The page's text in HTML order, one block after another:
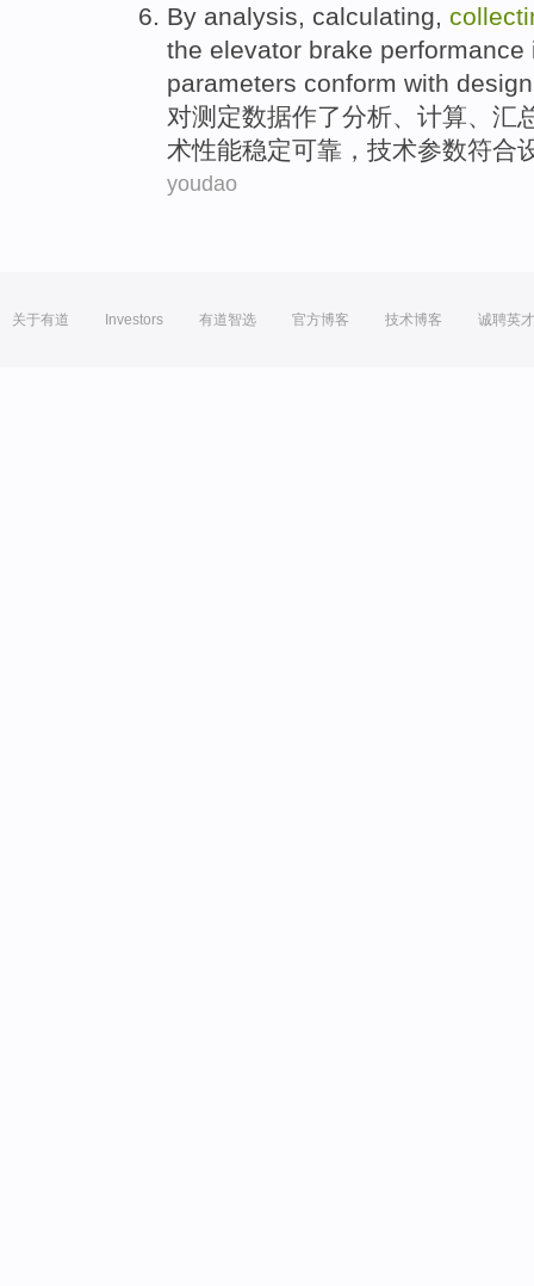
By analysis, calculating,
the elevator brake performance
parameters conform with design
对测定数据作了分析、 计算、 汇
术性能稳定可靠 ，技术参数符合
youdao
关于有道 Investors 有道智选 官方博客 技术博客 诚聘英才